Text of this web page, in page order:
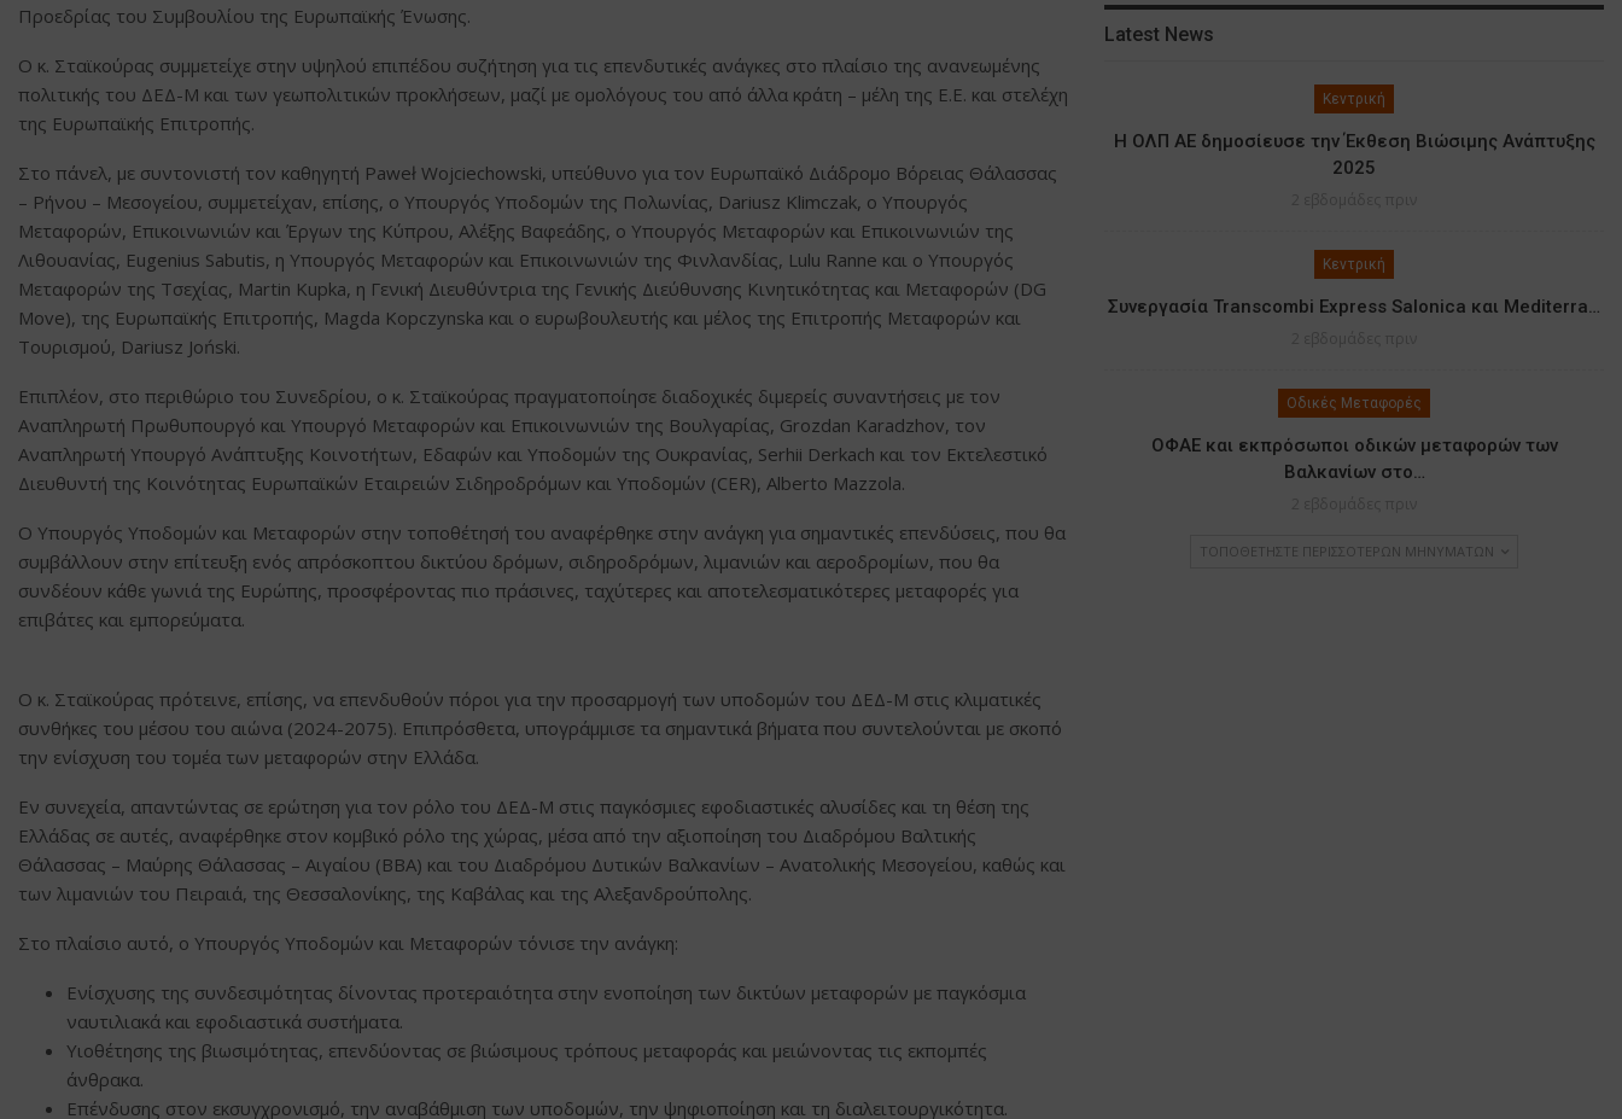
Προεδρίας του Συμβουλίου της Ευρωπαϊκής Ένωσης.
Ο κ. Σταϊκούρας συμμετείχε στην υψηλού επιπέδου συζήτηση για τις επενδυτικές ανάγκες στο πλαίσιο της ανανεωμένης
πολιτικής του ΔΕΔ-Μ και των γεωπολιτικών προκλήσεων, μαζί με ομολόγους του από άλλα κράτη – μέλη της Ε.Ε. και στελέχη
της Ευρωπαϊκής Επιτροπής.
Στο πάνελ, με συντονιστή τον καθηγητή Paweł Wojciechowski, υπεύθυνο για τον Ευρωπαϊκό Διάδρομο Βόρειας Θάλασσας
– Ρήνου – Μεσογείου, συμμετείχαν, επίσης, ο Υπουργός Υποδομών της Πολωνίας, Dariusz Klimczak, ο Υπουργός
Μεταφορών, Επικοινωνιών και Έργων της Κύπρου, Αλέξης Βαφεάδης, ο Υπουργός Μεταφορών και Επικοινωνιών της
Λιθουανίας, Eugenius Sabutis, η Υπουργός Μεταφορών και Επικοινωνιών της Φινλανδίας, Lulu Ranne και ο Υπουργός
Μεταφορών της Τσεχίας, Martin Kupka, η Γενική Διευθύντρια της Γενικής Διεύθυνσης Κινητικότητας και Μεταφορών (DG
Move), της Ευρωπαϊκής Επιτροπής, Magda Kopczynska και ο ευρωβουλευτής και μέλος της Επιτροπής Μεταφορών και
Τουρισμού, Dariusz Joński.
Επιπλέον, στο περιθώριο του Συνεδρίου, ο κ. Σταϊκούρας πραγματοποίησε διαδοχικές διμερείς συναντήσεις με τον
Αναπληρωτή Πρωθυπουργό και Υπουργό Μεταφορών και Επικοινωνιών της Βουλγαρίας, Grozdan Karadzhov, τον
Αναπληρωτή Υπουργό Ανάπτυξης Κοινοτήτων, Εδαφών και Υποδομών της Ουκρανίας, Serhii Derkach και τον Εκτελεστικό
Διευθυντή της Κοινότητας Ευρωπαϊκών Εταιρειών Σιδηροδρόμων και Υποδομών (CER), Alberto Mazzola.
Ο Υπουργός Υποδομών και Μεταφορών στην τοποθέτησή του αναφέρθηκε στην ανάγκη για σημαντικές επενδύσεις, που θα
συμβάλλουν στην επίτευξη ενός απρόσκοπτου δικτύου δρόμων, σιδηροδρόμων, λιμανιών και αεροδρομίων, που θα
συνδέουν κάθε γωνιά της Ευρώπης, προσφέροντας πιο πράσινες, ταχύτερες και αποτελεσματικότερες μεταφορές για
επιβάτες και εμπορεύματα.
Ο κ. Σταϊκούρας πρότεινε, επίσης, να επενδυθούν πόροι για την προσαρμογή των υποδομών του ΔΕΔ-Μ στις κλιματικές
συνθήκες του μέσου του αιώνα (2024-2075). Επιπρόσθετα, υπογράμμισε τα σημαντικά βήματα που συντελούνται με σκοπό
την ενίσχυση του τομέα των μεταφορών στην Ελλάδα.
Εν συνεχεία, απαντώντας σε ερώτηση για τον ρόλο του ΔΕΔ-Μ στις παγκόσμιες εφοδιαστικές αλυσίδες και τη θέση της
Ελλάδας σε αυτές, αναφέρθηκε στον κομβικό ρόλο της χώρας, μέσα από την αξιοποίηση του Διαδρόμου Βαλτικής
Θάλασσας – Μαύρης Θάλασσας – Αιγαίου (BBA) και του Διαδρόμου Δυτικών Βαλκανίων – Ανατολικής Μεσογείου, καθώς και
των λιμανιών του Πειραιά, της Θεσσαλονίκης, της Καβάλας και της Αλεξανδρούπολης.
Στο πλαίσιο αυτό, ο Υπουργός Υποδομών και Μεταφορών τόνισε την ανάγκη:
Ενίσχυσης της συνδεσιμότητας δίνοντας προτεραιότητα στην ενοποίηση των δικτύων μεταφορών με παγκόσμια
ναυτιλιακά και εφοδιαστικά συστήματα.
Υιοθέτησης της βιωσιμότητας, επενδύοντας σε βιώσιμους τρόπους μεταφοράς και μειώνοντας τις εκπομπές
άνθρακα.
Επένδυσης στον εκσυγχρονισμό, την αναβάθμιση των υποδομών, την ψηφιοποίηση και τη διαλειτουργικότητα.
Latest News
Κεντρική
Η ΟΛΠ ΑΕ δημοσίευσε την Έκθεση Βιώσιμης Ανάπτυξης
2025
Κεντρική
Συνεργασία Transcombi Express Salonica και Mediterra…
Οδικές Μεταφορές
ΟΦΑΕ και εκπρόσωποι οδικών μεταφορών των
Βαλκανίων στο…
ΤΟΠΟΘΕΤΉΣΤΕ ΠΕΡΙΣΣΌΤΕΡΩΝ ΜΗΝΥΜΆΤΩΝ